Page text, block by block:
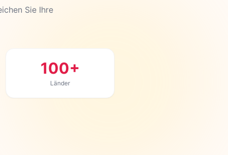
Sie Ihre
100+
Länder